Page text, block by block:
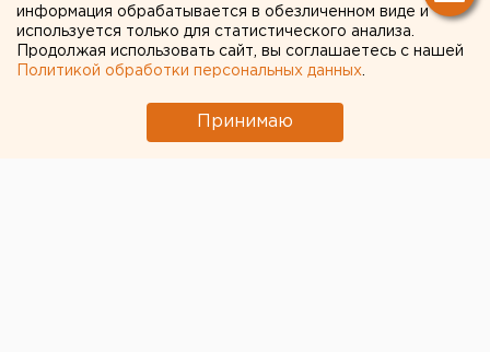
Екатеринбурге
В Екатеринбурге предложили провести
информация обрабатывается в обезличенном виде и
используется только для статистического анализа.
Продолжая использовать сайт, вы соглашаетесь с нашей
Политикой обработки персональных данных
Принимаю